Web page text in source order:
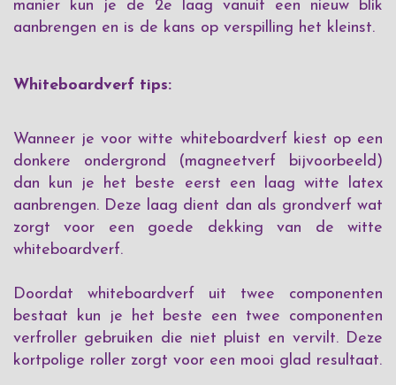
manier kun je de 2e laag vanuit een nieuw blik
aanbrengen en is de kans op verspilling het kleinst.
Whiteboardverf tips:
Wanneer je voor witte whiteboardverf kiest op een
donkere ondergrond (magneetverf bijvoorbeeld)
dan kun je het beste eerst een laag witte latex
aanbrengen. Deze laag dient dan als grondverf wat
zorgt voor een goede dekking van de witte
whiteboardverf.
Doordat whiteboardverf uit twee componenten
bestaat kun je het beste een twee componenten
verfroller gebruiken die niet pluist en vervilt. Deze
kortpolige roller zorgt voor een mooi glad resultaat.